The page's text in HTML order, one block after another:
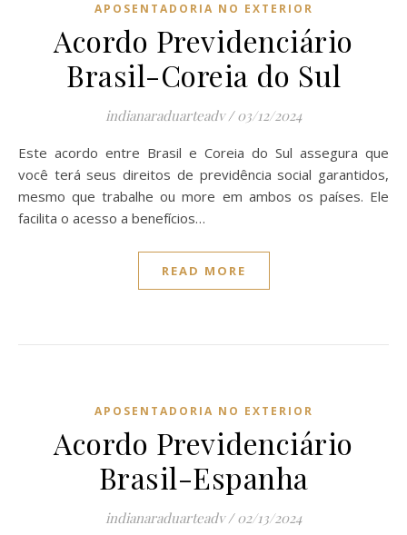
APOSENTADORIA NO EXTERIOR
Acordo Previdenciário
Brasil-Coreia do Sul
indianaraduarteadv / 03/12/2024
Este acordo entre Brasil e Coreia do Sul assegura que
você terá seus direitos de previdência social garantidos,
mesmo que trabalhe ou more em ambos os países. Ele
facilita o acesso a benefícios…
READ MORE
APOSENTADORIA NO EXTERIOR
Acordo Previdenciário
Brasil-Espanha
indianaraduarteadv / 02/13/2024